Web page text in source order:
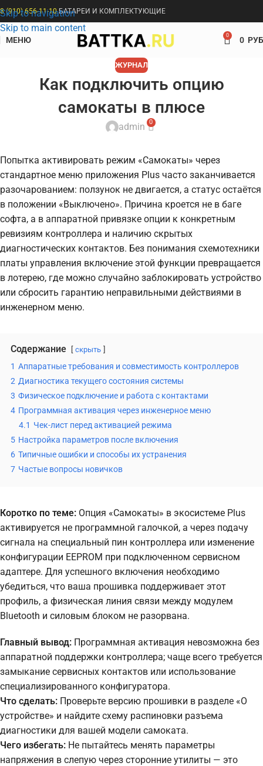
Skip to navigation
Skip to main content
8 (910) 656-11-10БАТАРЕИ И КОМПЛЕКТУЮЩИЕ
МЕНЮ 0 0
ЖУРНАЛ
Как подключить опцию
самокаты в плюсе
admin 0
Попытка активировать режим «Самокаты» через
стандартное меню приложения Plus часто заканчивается
разочарованием: ползунок не двигается, а статус остаётся
в положении «Выключено». Причина кроется не в баге
софта, а в аппаратной привязке опции к конкретным
ревизиям контроллера и наличию скрытых
диагностических контактов. Без понимания схемотехники
платы управления включение этой функции превращается
в лотерею, где можно случайно заблокировать устройство
или сбросить гарантию неправильными действиями в
инженерном меню.
Содержание скрыть
1 Аппаратные требования и совместимость контроллеров
2 Диагностика текущего состояния системы
3 Физическое подключение и работа с контактами
4 Программная активация через инженерное меню
4.1 Чек-лист перед активацией режима
5 Настройка параметров после включения
6 Типичные ошибки и способы их устранения
7 Частые вопросы новичков
Коротко по теме: Опция «Самокаты» в экосистеме Plus
активируется не программной галочкой, а через подачу
сигнала на специальный пин контроллера или изменение
конфигурации EEPROM при подключенном сервисном
адаптере. Для успешного включения необходимо
убедиться, что ваша прошивка поддерживает этот
профиль, а физическая линия связи между модулем
Bluetooth и силовым блоком не разорвана.
Главный вывод: Программная активация невозможна без
аппаратной поддержки контроллера; чаще всего требуется
замыкание сервисных контактов или использование
специализированного конфигуратора.
Что сделать: Проверьте версию прошивки в разделе «О
устройстве» и найдите схему распиновки разъема
диагностики для вашей модели самоката.
Чего избегать: Не пытайтесь менять параметры
напряжения в слепую через сторонние утилиты — это